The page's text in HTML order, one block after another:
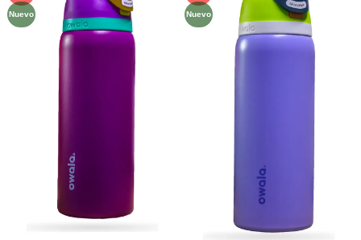
Nuevo
deseos
Nuevo
lista de
deseos